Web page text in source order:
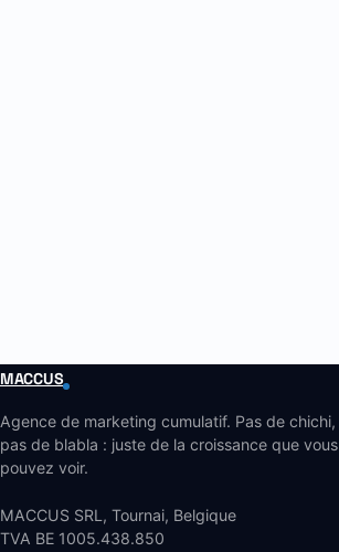
MACCUS
Agence de marketing cumulatif. Pas de chichi,
pas de blabla : juste de la croissance que vous
pouvez voir.
MACCUS SRL, Tournai, Belgique
TVA BE 1005.438.850